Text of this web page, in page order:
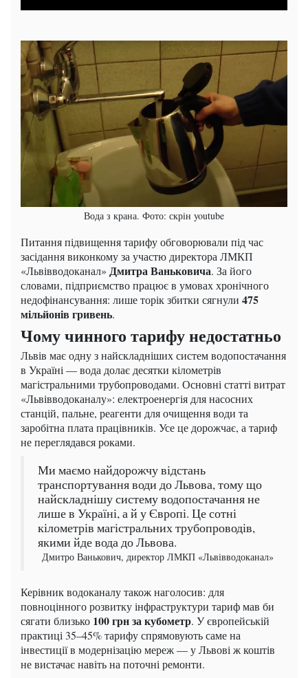
Вода з крана. Фото: скрін youtube
Питання підвищення тарифу обговорювали під час
засідання виконкому за участю директора ЛМКП
«Львівводоканал» Дмитра Ваньковича. За його
словами, підприємство працює в умовах хронічного
недофінансування: лише торік збитки сягнули 475
мільйонів гривень.
Чому чинного тарифу недостатньо
Львів має одну з найскладніших систем водопостачання
в Україні — вода долає десятки кілометрів
магістральними трубопроводами. Основні статті витрат
«Львівводоканалу»: електроенергія для насосних
станцій, пальне, реагенти для очищення води та
заробітна плата працівників. Усе це дорожчає, а тариф
не переглядався роками.
Ми маємо найдорожчу відстань
транспортування води до Львова, тому що
найскладнішу систему водопостачання не
лише в Україні, а й у Європі. Це сотні
кілометрів магістральних трубопроводів,
якими йде вода до Львова.
Дмитро Ванькович, директор ЛМКП «Львівводоканал»
Керівник водоканалу також наголосив: для
повноцінного розвитку інфраструктури тариф мав би
сягати близько 100 грн за кубометр. У європейській
практиці 35–45% тарифу спрямовують саме на
інвестиції в модернізацію мереж — у Львові ж коштів
не вистачає навіть на поточні ремонти.